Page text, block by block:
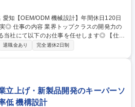
発力の
当社にて以下のお仕事を任せします◎ 【仕事
、求めら
設計者と打ち合わせを行ったりと製品設計の
集職種 愛知【OEM/ODM
ワークライフバランス充実◎
退職金あり 完全週休2日制
立上げ・新製品開発のキーパーソ
低 機構設計